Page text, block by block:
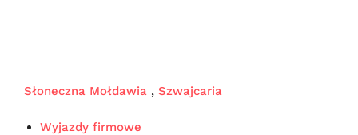
Słoneczna Mołdawia , Szwajcaria
Wyjazdy firmowe